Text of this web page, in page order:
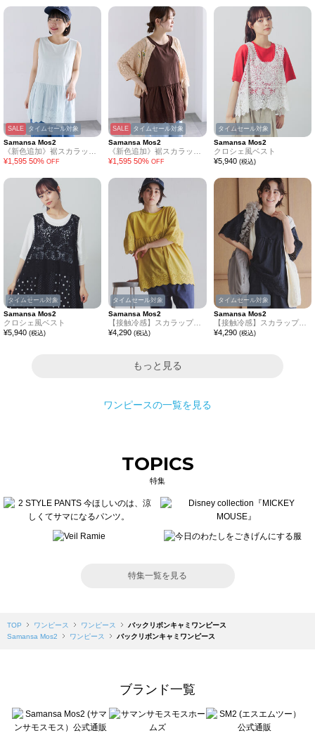
SALE タイムセール対象
Samansa Mos2
¥1,595 50% OFF
SALE タイムセール対象
Samansa Mos2
¥1,595 50%OFF
タイムセール対象
Samansa Mos2
クロシェ風ベスト
¥5,940 (税込)
タイムセール対象
Samansa Mos2
クロシェ風ベスト
¥5,940 (税込)
タイムセール対象
Samansa Mos2
【接触冷感】スカラップレース切替カットソー
¥4,290 (税込)
タイムセール対象
Samansa Mos2
【接触冷感】スカラップレース切替カットソー
¥4,290 (税込)
もっと見る
ワンピースの一覧を見る
TOPICS
特集
特集一覧を見る
TOP ワンピース ワンピース
バックリボンキャミワンピース
Samansa Mos2
ワンピース バックリボンキャミワンピース
ブランド一覧